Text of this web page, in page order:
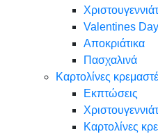
Valentines Day
Αποκριάτικα
Πασχαλινά
Καρτολίνες
Εκπτώσεις
Καρτολίνες